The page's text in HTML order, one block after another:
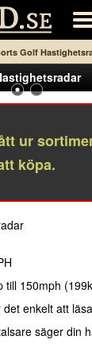
Golf
ur
köpa.
till 150mph
enkelt att
säger din